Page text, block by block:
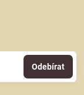
Odebírat